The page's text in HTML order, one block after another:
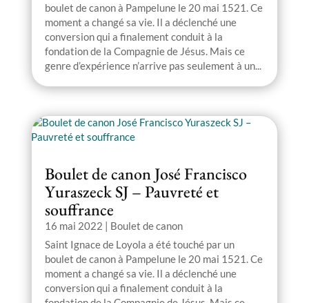
boulet de canon à Pampelune le 20 mai 1521. Ce
moment a changé sa vie. Il a déclenché une
conversion qui a finalement conduit à la
fondation de la Compagnie de Jésus. Mais ce
genre d’expérience n’arrive pas seulement à un...
Boulet de canon José Francisco
Yuraszeck SJ – Pauvreté et
souffrance
16 mai 2022 | Boulet de canon
Saint Ignace de Loyola a été touché par un
boulet de canon à Pampelune le 20 mai 1521. Ce
moment a changé sa vie. Il a déclenché une
conversion qui a finalement conduit à la